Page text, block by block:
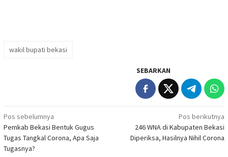
wakil bupati bekasi
SEBARKAN
Navigasi
pos
Pos sebelumnya
Pemkab Bekasi Bentuk Gugus
Tugas Tangkal Corona, Apa Saja
Tugasnya?
Pos berikutnya
246 WNA di Kabupaten Bekasi
Diperiksa, Hasilnya Nihil Corona